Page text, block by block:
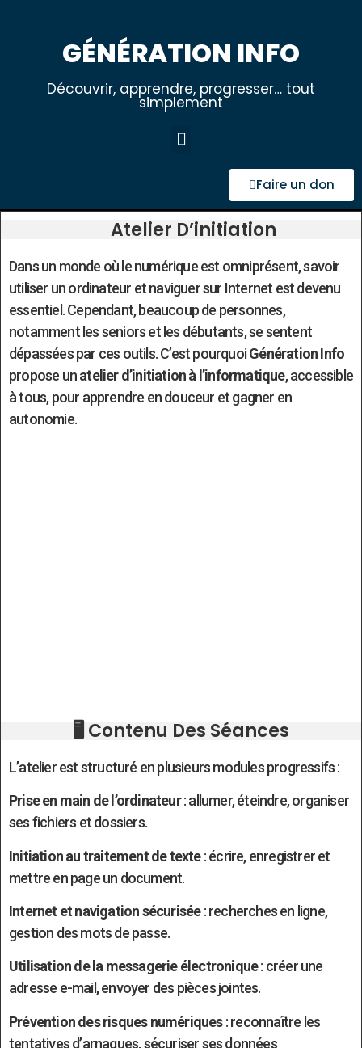
GÉNÉRATION INFO
Découvrir, apprendre, progresser… tout
simplement
Faire un don
Atelier D’initiation
Dans un monde où le numérique est omniprésent, savoir
utiliser un ordinateur et naviguer sur Internet est devenu
essentiel. Cependant, beaucoup de personnes,
notamment les seniors et les débutants, se sentent
dépassées par ces outils. C’est pourquoiGénération Info
propose unatelier d’initiation à l’informatique, accessible
à tous, pour apprendre en douceur et gagner en
autonomie.
🖥️ Contenu Des Séances
L’atelier est structuré en plusieurs modules progressifs :
Prise en main de l’ordinateur: allumer, éteindre, organiser
ses fichiers et dossiers.
Initiation au traitement de texte: écrire, enregistrer et
mettre en page un document.
Internet et navigation sécurisée: recherches en ligne,
gestion des mots de passe.
Utilisation de la messagerie électronique: créer une
adresse e-mail, envoyer des pièces jointes.
Prévention des risques numériques: reconnaître les
tentatives d’arnaques, sécuriser ses données